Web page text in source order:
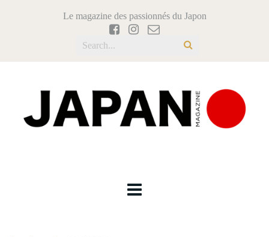
Le magazine des passionnés du Japon